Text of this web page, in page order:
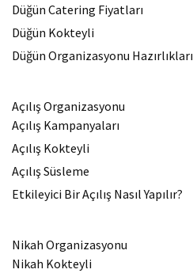
Düğün Catering Fiyatları
Düğün Kokteyli
Düğün Organizasyonu Hazırlıkları
Açılış Organizasyonu
Açılış Kampanyaları
Açılış Kokteyli
Açılış Süsleme
Etkileyici Bir Açılış Nasıl Yapılır?
Nikah Organizasyonu
Nikah Kokteyli